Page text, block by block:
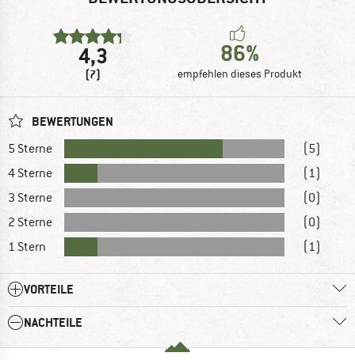
4,3
(7)
86%
empfehlen dieses Produkt
BEWERTUNGEN
5 Sterne
(5)
4 Sterne
(1)
3 Sterne
(0)
2 Sterne
(0)
1 Stern
(1)
VORTEILE
NACHTEILE